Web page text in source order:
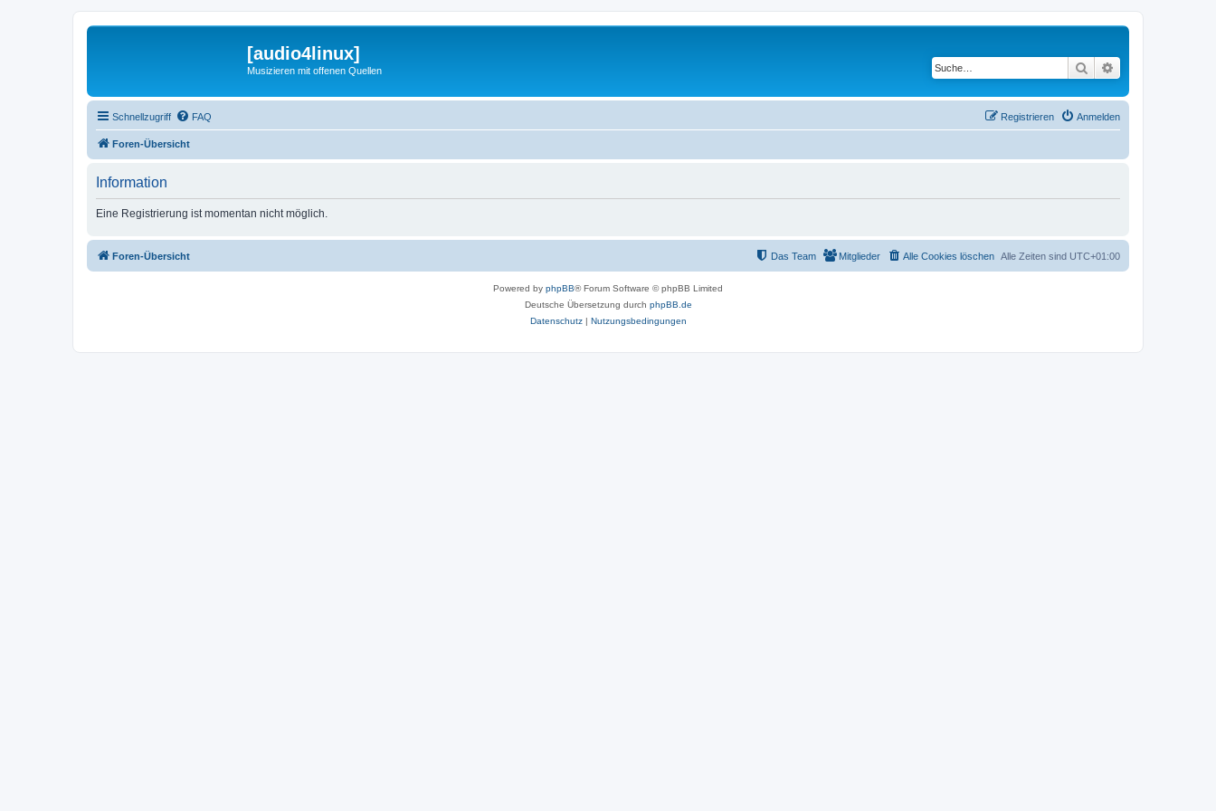
[audio4linux]
Musizieren mit offenen Quellen Suche
Schnellzugriff FAQ Anmelden
Registrieren
Foren-Übersicht
Information
Eine Registrierung ist momentan nicht möglich.
Foren-Übersicht Alle Zeiten sind UTC+01:00
Alle Cookies löschen
Mitglieder
Das Team
Powered by phpBB® Forum Software © phpBB Limited
Deutsche Übersetzung durch phpBB.de
Datenschutz| Nutzungsbedingungen